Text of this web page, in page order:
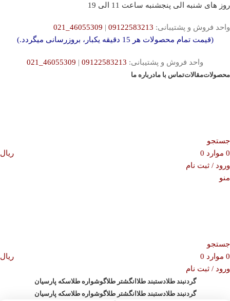
روز های شنبه الی پنجشنبه ساعت 11 الی 19
واحد فروش و پشتیبانی: 09122583213
|
46055309_021
(قیمت تمام محصولات هر 15 دقیقه یکبار، بروزرسانی میگردد.)
واحد فروش و پشتیبانی: 09122583213
|
46055309_021
محصولاتمقالاتتماس با مادرباره ما
جستجو
0 موارد 0
ریال
ورود / ثبت نام
منو
جستجو
0 موارد 0
ریال
ورود / ثبت نام
گردنبند طلادستبند طلا انگشتر طلاگوشواره طلاسکه پارسیان
گردنبند طلادستبند طلا انگشتر طلاگوشواره طلاسکه پارسیان